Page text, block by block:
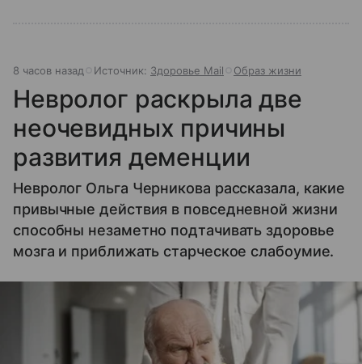
8 часов назад Источник: Здоровье Mail Образ жизни
Невролог раскрыла две
неочевидных причины
развития деменции
Невролог Ольга Черникова рассказала, какие
привычные действия в повседневной жизни
способны незаметно подтачивать здоровье
мозга и приближать старческое слабоумие.